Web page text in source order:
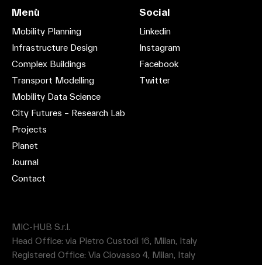
MIC-HUB S.r.l.
Head Office: via Pietro Custodi 16, Milan, Italy
Registered Office: Via Ciovasso 4, Milan, Italy
Menù
Mobility Planning
Infrastructure Design
Complex Buildings
Transport Modelling
Mobility Data Science
City Futures – Research Lab
Projects
Planet
Journal
Contact
Social
Linkedin
Instagram
Facebook
Twitter